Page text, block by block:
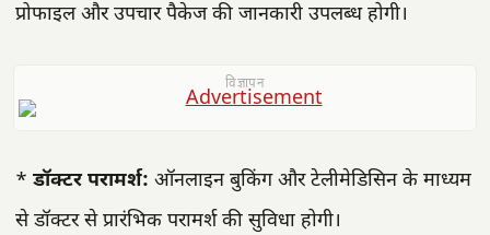
प्रोफाइल और उपचार पैकेज की जानकारी उपलब्ध होगी।
विज्ञापन
* डॉक्टर परामर्श: ऑनलाइन बुकिंग और टेलीमेडिसिन के माध्यम
से डॉक्टर से प्रारंभिक परामर्श की सुविधा होगी।